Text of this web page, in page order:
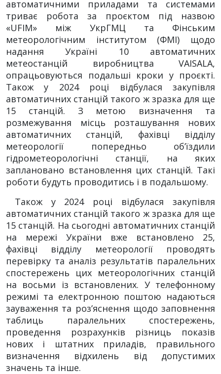
автоматичними приладами та системами
триває робота за проєктом під назвою
«UFIM» між УкрГМЦ та Фінським
метеорологічним інститутом (ФМІ) щодо
надання Україні 10 автоматичних
метеостанцій виробництва VAISALA,
опрацьовуються подальші кроки у проєкті.
Також у 2024 році відбулася закупівля
автоматичних станцій такого ж зразка для ще
15 станцій. З метою визначення та
розмежування місць розташування нових
автоматичних станцій, фахівці відділу
метеорології попередньо об’їздили
гідрометеорологічні станції, на яких
заплановано встановлення цих станцій. Такі
роботи будуть проводитись і в подальшому.
Також у 2024 році відбулася закупівля
автоматичних станцій такого ж зразка для ще
15 станцій. На сьогодні автоматичних станцій
на мережі України вже встановлено 25,
фахівці відділу метеорології проводять
перевірку та аналіз результатів паралельних
спостережень цих метеорологічних станцій
на восьми із встановлених. У телефонному
режимі та електронною поштою надаються
зауваження та роз’яснення щодо заповнення
таблиць паралельних спостережень,
проведення розрахунків різниць показів
нових і штатних приладів, правильного
визначення відхилень від допустимих
значень та інше.